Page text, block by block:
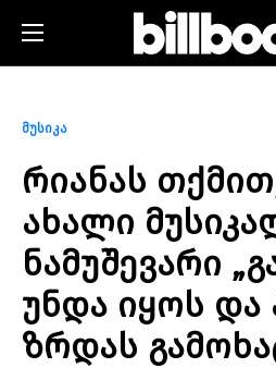
მუსიკა
რიანას
ახალი
ნამუშევარი
უნდა იყოს
ზრდას